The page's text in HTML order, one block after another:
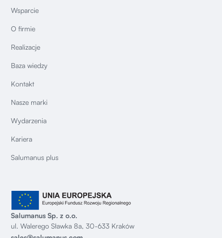
Wsparcie
O firmie
Realizacje
Baza wiedzy
Kontakt
Nasze marki
Wydarzenia
Kariera
Salumanus plus
Salumanus Sp. z o.o.
ul. Walerego Sławka 8a, 30-633 Kraków